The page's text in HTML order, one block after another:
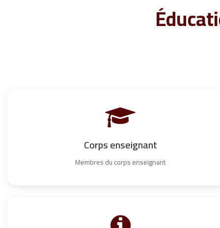
Corps enseignant
Membres du corps enseignant